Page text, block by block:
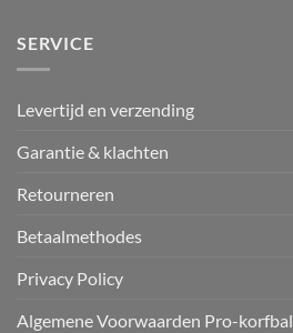
SERVICE
Levertijd en verzending
Garantie & klachten
Retourneren
Betaalmethodes
Privacy Policy
Algemene Voorwaarden Pro-